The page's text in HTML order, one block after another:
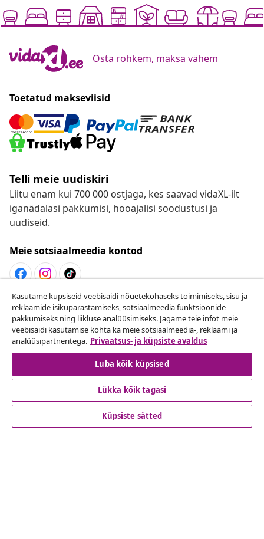
Osta rohkem, maksa vähem
Toetatud makseviisid
Telli meie uudiskiri
Liitu enam kui 700 000 ostjaga, kes saavad vidaXL-ilt
iganädalasi pakkumisi, hooajalisi soodustusi ja
uudiseid.
Meie sotsiaalmeedia kontod
Lepingust taganemine
Esita oma tellimuse kohta tagastamissoov.
Lepingust taganemine
Klienditeenindus
Kasutame küpsiseid veebisaidi nõuetekohaseks toimimiseks, sisu ja
reklaamide isikupärastamiseks, sotsiaalmeedia funktsioonide
pakkumiseks ning liikluse analüüsimiseks. Jagame teie infot meie
veebisaidi kasutamise kohta ka meie sotsiaalmeedia-, reklaami ja
analüüsipartneritega. Privaatsus- ja küpsiste avaldus
Luba kõik küpsised
Lükka kõik tagasi
Küpsiste sätted